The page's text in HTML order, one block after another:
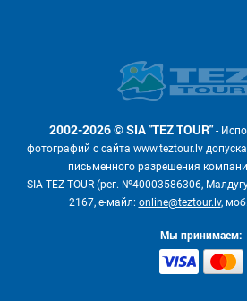
2002-2026 © SIA "TEZ TOUR"-
фотографий с сайта www.teztour.lv
письменного разрешения
SIA TEZ TOUR (рег. №40003586306,
2167, е-майл: online@teztour.lv,
Мы принимаем: